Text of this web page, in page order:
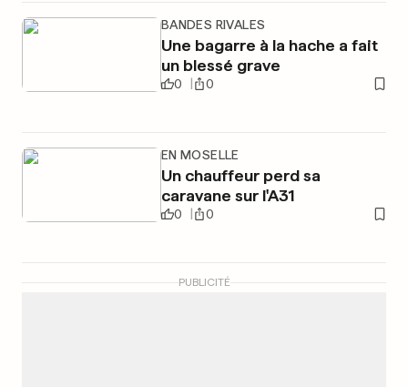
BANDES RIVALES
Une bagarre à la hache a fait
un blessé grave
0 0
EN MOSELLE
Un chauffeur perd sa
caravane sur l'A31
0 0
PUBLICITÉ